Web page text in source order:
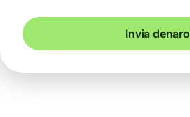
Invia denaro